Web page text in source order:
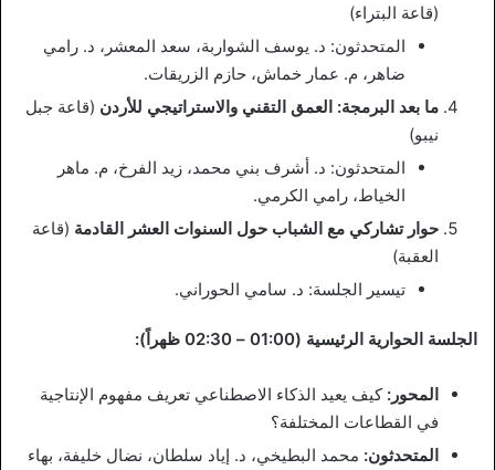
(قاعة البتراء)
المتحدثون: د. يوسف الشواربة، سعد المعشر، د. رامي
ضاهر، م. عمار خماش، حازم الزريقات.
ما بعد البرمجة: العمق التقني والاستراتيجي للأردن (قاعة جبل
نيبو)
المتحدثون: د. أشرف بني محمد، زيد الفرخ، م. ماهر
الخياط، رامي الكرمي.
حوار تشاركي مع الشباب حول السنوات العشر القادمة (قاعة
العقبة)
تيسير الجلسة: د. سامي الحوراني.
الجلسة الحوارية الرئيسية (01:00 – 02:30 ظهراً):
المحور: كيف يعيد الذكاء الاصطناعي تعريف مفهوم الإنتاجية
في القطاعات المختلفة؟
المتحدثون: محمد البطيخي، د. إياد سلطان، نضال خليفة، بهاء